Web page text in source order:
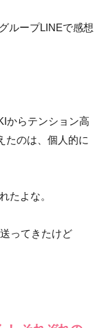
ループLINEで感想
からテンション高
たのは、個人的に
たよな。
ってきたけど